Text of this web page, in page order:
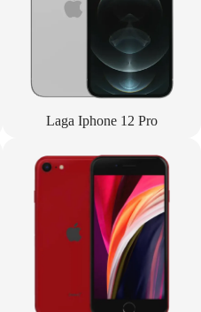
Laga Iphone 12 Pro